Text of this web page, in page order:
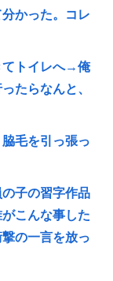
かった。コレ
てトイレへ→俺
たらなんと、
毛を引っ張っ
子の習字作品
こんな事した
の一言を放っ